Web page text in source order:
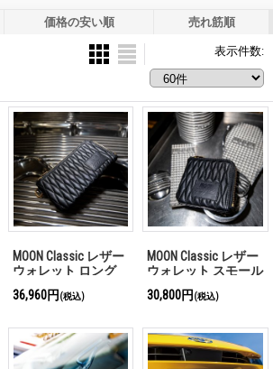
価格の安い順 売れ筋順
表示件数:
MOON Classic レザー
ウォレット ロング
36,960円 (税込)
MOON Classic レザー
ウォレット スモール
30,800円 (税込)